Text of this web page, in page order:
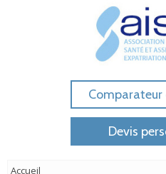
Comparateur
Devis